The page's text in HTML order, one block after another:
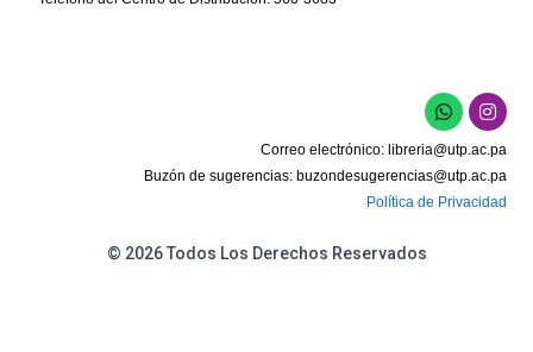
W
h
a
t
s
a
p
I
n
s
t
a
g
r
Correo electrónico: libreria@utp.ac.pa
Buzón de sugerencias: buzondesugerencias@utp.ac.pa
Política de Privacidad
© 2026 Todos Los Derechos Reservados